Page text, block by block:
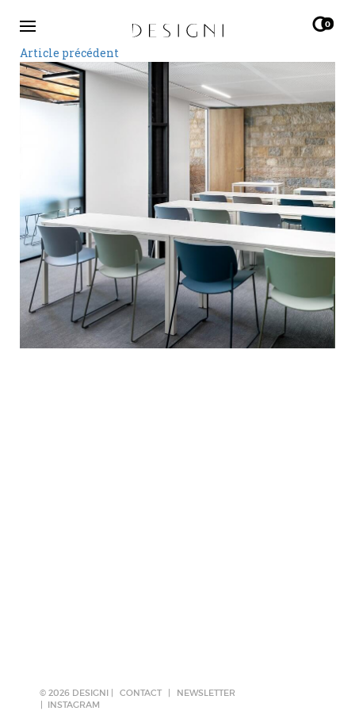
0
Article précédent
© 2026 DESIGNI | CONTACT
NEWSLETTER
INSTAGRAM